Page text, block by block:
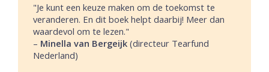
"Je kunt een keuze maken om de toekomst te
veranderen. En dit boek helpt daarbij! Meer dan
waardevol om te lezen."
– Minella van Bergeijk (directeur Tearfund
Nederland)